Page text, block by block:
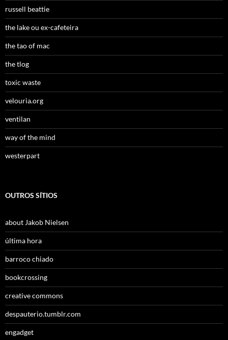
russell beattie
the lake ou ex-cafeteira
the tao of mac
the tlog
toxic waste
velouria.org
ventilan
way of the mind
westerpart
OUTROS SÍTIOS
about Jakob Nielsen
última hora
barroco chiado
bookcrossing
creative commons
despauterio.tumblr.com
engadget